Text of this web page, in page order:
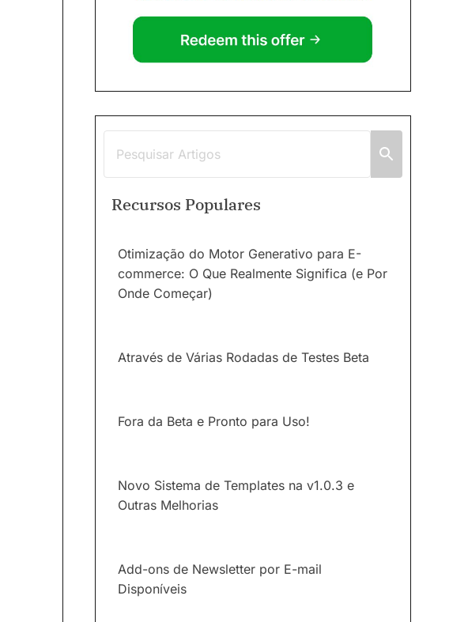
Recursos Populares
Otimização do Motor Generativo para E-
commerce: O Que Realmente Significa (e Por
Onde Começar)
Através de Várias Rodadas de Testes Beta
Fora da Beta e Pronto para Uso!
Novo Sistema de Templates na v1.0.3 e
Outras Melhorias
Add-ons de Newsletter por E-mail
Disponíveis